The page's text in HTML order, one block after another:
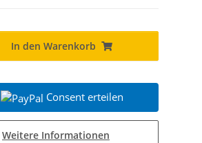
In den Warenkorb
Consent erteilen
Weitere Informationen